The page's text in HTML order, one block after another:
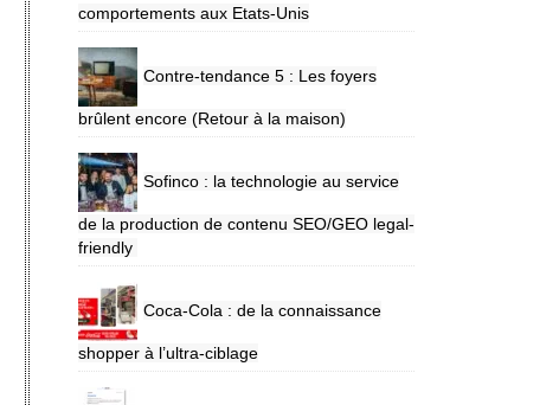
comportements aux Etats-Unis
Contre-tendance 5 : Les foyers
brûlent encore (Retour à la maison)
Sofinco : la technologie au service
de la production de contenu SEO/GEO legal-
friendly
Coca-Cola : de la connaissance
shopper à l’ultra-ciblage